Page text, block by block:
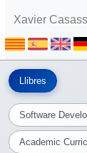
Xavier
Llibres
Software
Academic